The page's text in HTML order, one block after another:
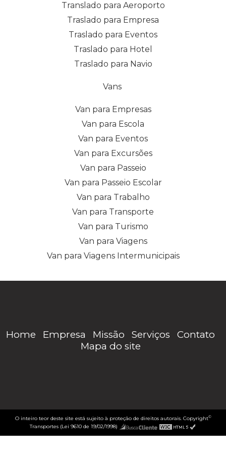
Translado para Aeroporto
Traslado para Empresa
Traslado para Eventos
Traslado para Hotel
Traslado para Navio
Vans
Van para Empresas
Van para Escola
Van para Eventos
Van para Excursões
Van para Passeio
Van para Passeio Escolar
Van para Trabalho
Van para Transporte
Van para Turismo
Van para Viagens
Van para Viagens Intermunicipais
Home Empresa Missão Serviços
Contato
Mapa do site
O inteiro teor deste site está sujeito à proteção de direitos autorais. Copyright©
Transportes (Lei 9610 de 19/02/1998)